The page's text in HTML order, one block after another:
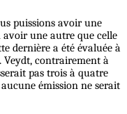
puissions avoir une
avoir une autre que celle
dernière a été évaluée à
contrairement à
pas trois à quatre
émission ne serait